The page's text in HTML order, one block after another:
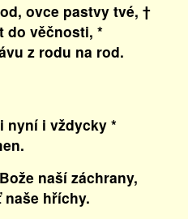
ovce pastvy tvé, †
věčnosti, *
z rodu na rod.
nyní i vždycky *
naší záchrany,
naše hříchy.